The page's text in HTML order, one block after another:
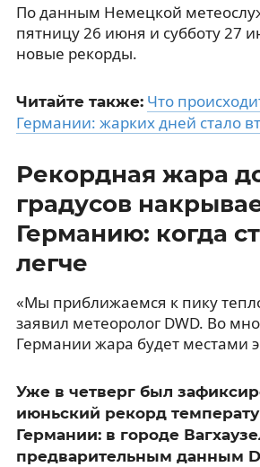
По данным Немецкой
пятницу 26 июня и субботу 27
новые рекорды.
Читайте также: Что
Германии: жарких дней стало
Рекордная жара
градусов
Германию: когда
легче
«Мы приближаемся к пику
заявил метеоролог DWD. Во
Германии жара будет местами
Уже в четверг был
июньский рекорд
Германии: в городе
предварительным данным